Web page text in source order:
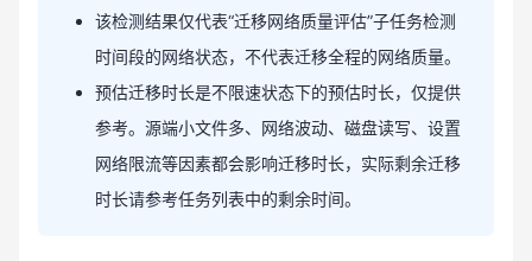
该检测结果仅代表“迁移网络质量评估”子任务检测
时间段的网络状态，不代表迁移全程的网络质量。
预估迁移时长是不限速状态下的预估时长，仅提供
参考。源端小文件多、网络波动、磁盘读写、设置
网络限流等因素都会影响迁移时长，实际剩余迁移
时长请参考任务列表中的剩余时间。